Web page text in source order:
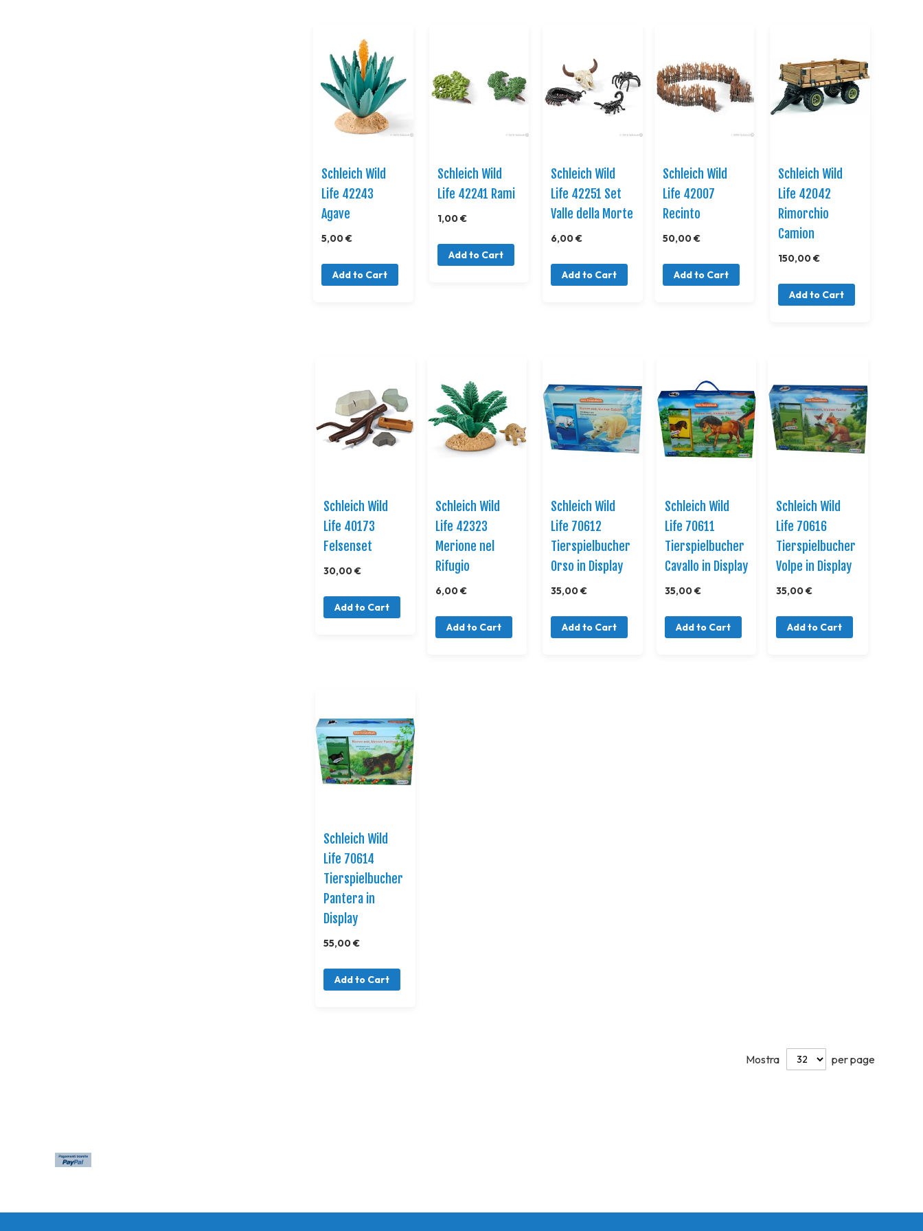
Schleich Wild
Life 42243
Agave
5,00 €
Add to Cart
Schleich Wild
Life 42241 Rami
1,00 €
Add to Cart
Schleich Wild
Life 42251 Set
Valle della Morte
6,00 €
Add to Cart
Schleich Wild
Life 42007
Recinto
50,00 €
Add to Cart
Schleich Wild
Life 42042
Rimorchio
Camion
150,00 €
Add to Cart
Schleich Wild
Life 40173
Felsenset
30,00 €
Add to Cart
Schleich Wild
Life 42323
Merione nel
Rifugio
6,00 €
Add to Cart
Schleich Wild
Life 70612
Tierspielbucher
Orso in Display
35,00 €
Add to Cart
Schleich Wild
Life 70611
Tierspielbucher
Cavallo in Display
35,00 €
Add to Cart
Schleich Wild
Life 70616
Tierspielbucher
Volpe in Display
35,00 €
Add to Cart
Schleich Wild
Life 70614
Tierspielbucher
Pantera in
Display
55,00 €
Add to Cart
Mostra per page